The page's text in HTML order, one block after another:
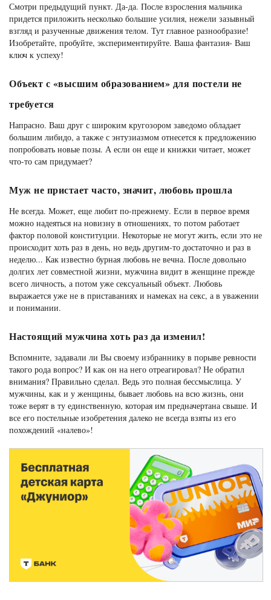
Смотри предыдущий пункт. Да-да. После взросления мальчика
придется приложить несколько большие усилия, нежели зазывный
взгляд и разученные движения телом. Тут главное разнообразие!
Изобретайте, пробуйте, экспериментируйте. Ваша фантазия- Ваш
ключ к успеху!
Объект с «высшим образованием» для постели не
требуется
Напрасно. Ваш друг с широким кругозором заведомо обладает
большим либидо, а также с энтузиазмом отнесется к предложению
попробовать новые позы. А если он еще и книжки читает, может
что-то сам придумает?
Муж не пристает часто, значит, любовь прошла
Не всегда. Может, еще любит по-прежнему. Если в первое время
можно надеяться на новизну в отношениях, то потом работает
фактор половой конституции. Некоторые не могут жить, если это не
происходит хоть раз в день, но ведь другим-то достаточно и раз в
неделю... Как известно бурная любовь не вечна. После довольно
долгих лет совместной жизни, мужчина видит в женщине прежде
всего личность, а потом уже сексуальный объект. Любовь
выражается уже не в приставаниях и намеках на секс, а в уважении
и понимании.
Настоящий мужчина хоть раз да изменил!
Вспомните, задавали ли Вы своему избраннику в порыве ревности
такого рода вопрос? И как он на него отреагировал? Не обратил
внимания? Правильно сделал. Ведь это полная бессмыслица. У
мужчины, как и у женщины, бывает любовь на всю жизнь, они
тоже верят в ту единственную, которая им предначертана свыше. И
все его постельные изобретения далеко не всегда взяты из его
похождений «налево»!